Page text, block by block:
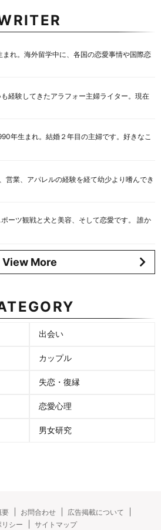
まれ。海外留学中に、各国の恋愛事情や国際恋
経験してきたアラフォー主婦ライター。現在
年生まれ。結婚２年目の主婦です。好きなこ
営業、アパレルの経験を経て幼少より嗜んでき
ーツ観戦と犬と美容、そして恋愛です。 誰か
View More
出会い
カップル
失恋・復縁
恋愛心理
男女研究
要 お問合わせ
広告掲載について
シー サイトマップ